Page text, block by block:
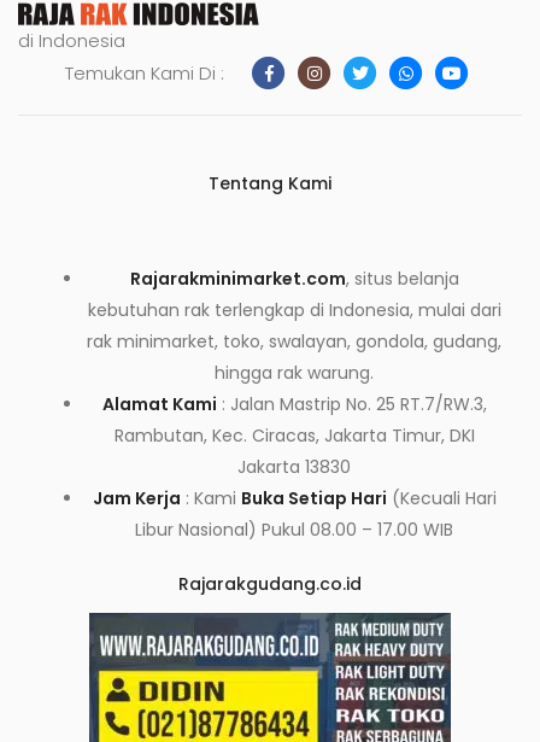
di Indonesia
Temukan Kami Di :
Tentang Kami
Rajarakminimarket.com, situs belanja
kebutuhan rak terlengkap di Indonesia, mulai dari
rak minimarket, toko, swalayan, gondola, gudang,
hingga rak warung.
Alamat Kami : Jalan Mastrip No. 25 RT.7/RW.3,
Rambutan, Kec. Ciracas, Jakarta Timur, DKI
Jakarta 13830
Jam Kerja : Kami Buka Setiap Hari (Kecuali Hari
Libur Nasional) Pukul 08.00 – 17.00 WIB
Rajarakgudang.co.id